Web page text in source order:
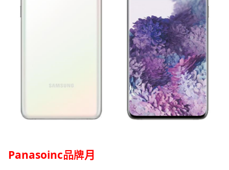
Panasoinc品牌月